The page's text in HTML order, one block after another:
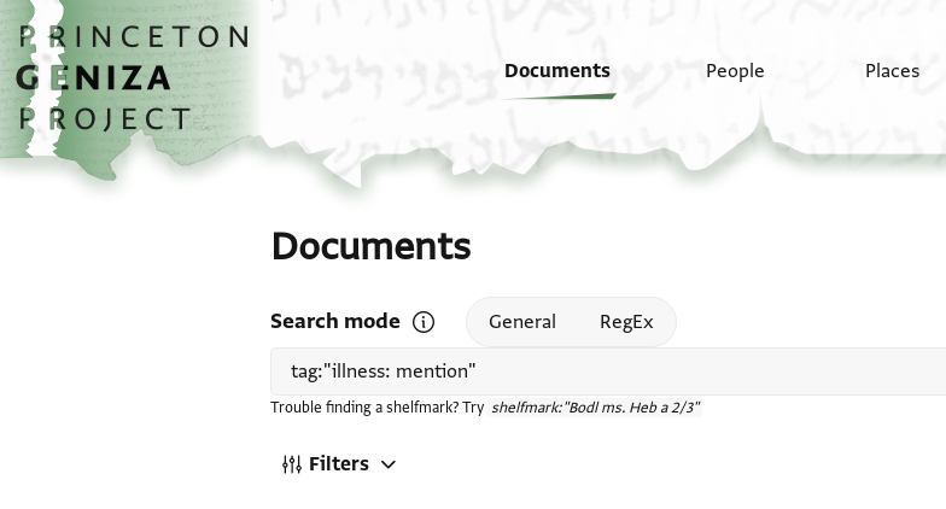
Skip to main content
home
Documents People Places
Documents
Search mode Open search mode help
General RegEx
Trouble finding a shelfmark? Try shelfmark:"Bodl ms. Heb a 2/3"
Filters